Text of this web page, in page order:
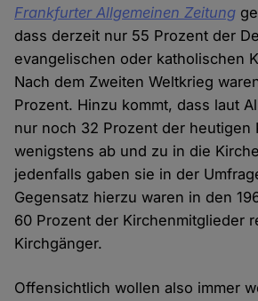
Frankfurter Allgemeinen Zeitung
dass derzeit nur 55 Prozent der
evangelischen oder katholischen
Nach dem Zweiten Weltkrieg
Prozent. Hinzu kommt, dass laut
nur noch 32 Prozent der heutigen
wenigstens ab und zu in die
jedenfalls gaben sie in der
Gegensatz hierzu waren in den
60 Prozent der Kirchenmitglieder
Kirchgänger.
Offensichtlich wollen also immer